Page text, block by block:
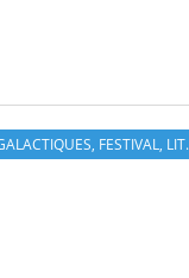
, FESTIVAL, LITTERATURE